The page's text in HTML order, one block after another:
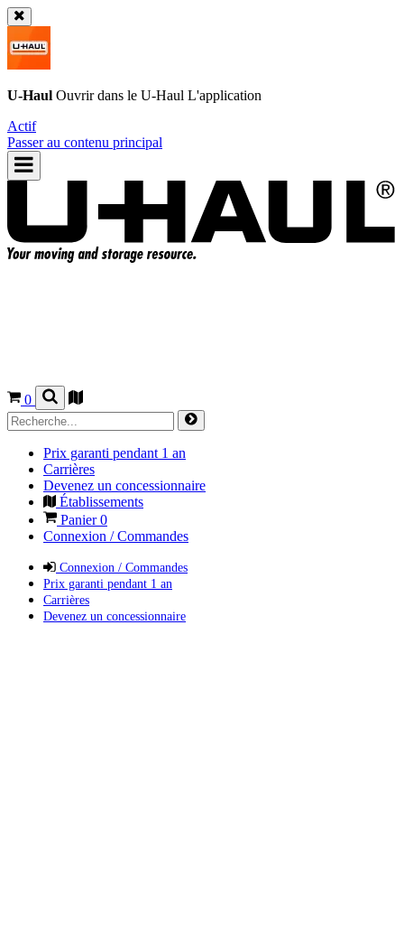
U-Haul Ouvrir dans le U-Haul L'application
Actif
Passer au contenu principal
0
Prix garanti pendant 1 an
Carrières
Devenez un concessionnaire
Établissements
Panier0
Connexion / Commandes
Connexion / Commandes
Prix garanti pendant 1 an
Carrières
Devenez un concessionnaire